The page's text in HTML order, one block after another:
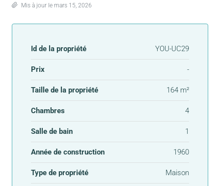
Mis à jour le mars 15, 2026
Id de la propriété YOU-UC29
Prix -
Taille de la propriété 164 m²
Chambres 4
Salle de bain 1
Année de construction 1960
Type de propriété Maison